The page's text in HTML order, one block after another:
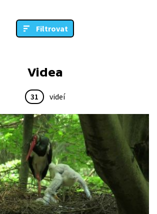
Filtrovat
Videa
31 videí